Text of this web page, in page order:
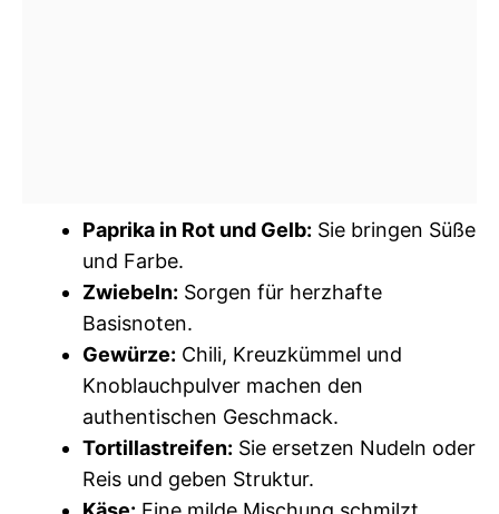
Paprika in Rot und Gelb: Sie bringen Süße
und Farbe.
Zwiebeln: Sorgen für herzhafte
Basisnoten.
Gewürze: Chili, Kreuzkümmel und
Knoblauchpulver machen den
authentischen Geschmack.
Tortillastreifen: Sie ersetzen Nudeln oder
Reis und geben Struktur.